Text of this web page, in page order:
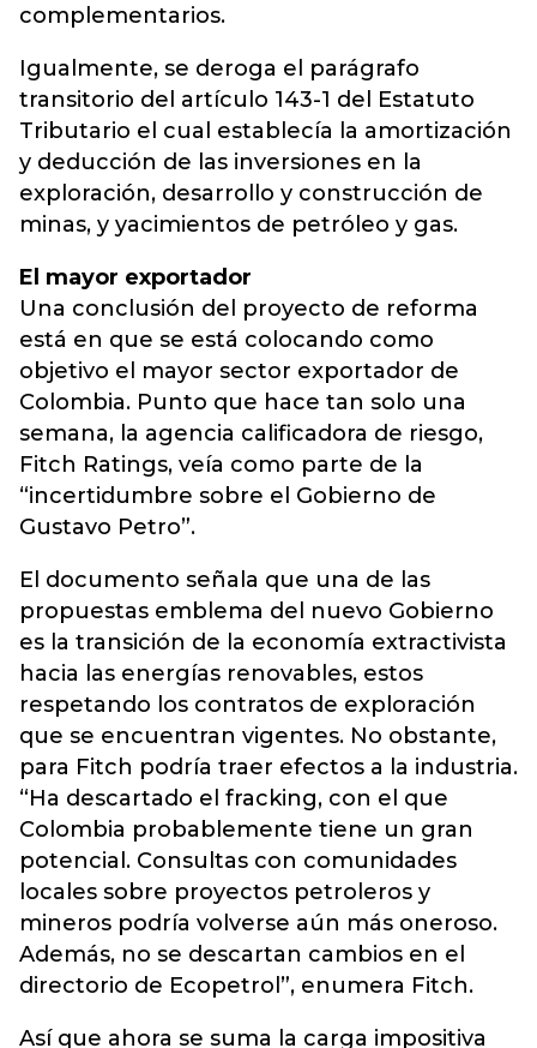
complementarios.
Igualmente, se deroga el parágrafo
transitorio del artículo 143-1 del Estatuto
Tributario el cual establecía la amortización
y deducción de las inversiones en la
exploración, desarrollo y construcción de
minas, y yacimientos de petróleo y gas.
El mayor exportador
Una conclusión del proyecto de reforma
está en que se está colocando como
objetivo el mayor sector exportador de
Colombia. Punto que hace tan solo una
semana, la agencia calificadora de riesgo,
Fitch Ratings, veía como parte de la
“incertidumbre sobre el Gobierno de
Gustavo Petro”.
El documento señala que una de las
propuestas emblema del nuevo Gobierno
es la transición de la economía extractivista
hacia las energías renovables, estos
respetando los contratos de exploración
que se encuentran vigentes. No obstante,
para Fitch podría traer efectos a la industria.
“Ha descartado el fracking, con el que
Colombia probablemente tiene un gran
potencial. Consultas con comunidades
locales sobre proyectos petroleros y
mineros podría volverse aún más oneroso.
Además, no se descartan cambios en el
directorio de Ecopetrol”, enumera Fitch.
Así que ahora se suma la carga impositiva